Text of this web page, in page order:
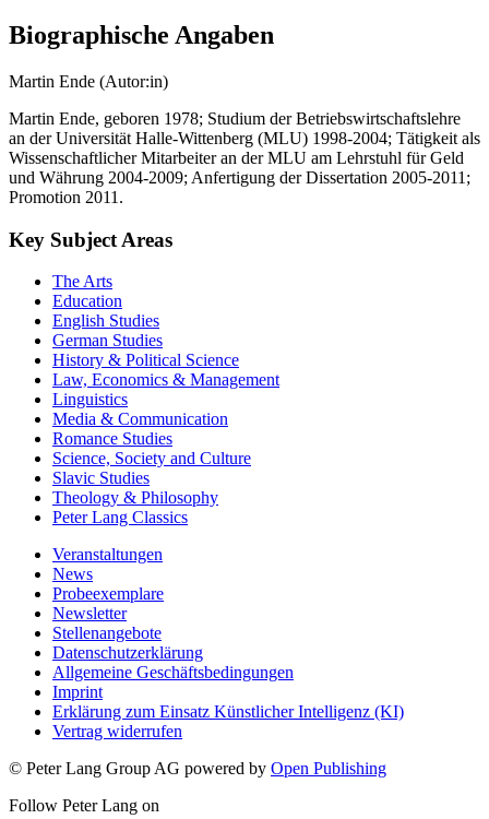
Biographische Angaben
Martin Ende (Autor:in)
Martin Ende, geboren 1978; Studium der Betriebswirtschaftslehre
an der Universität Halle-Wittenberg (MLU) 1998-2004; Tätigkeit als
Wissenschaftlicher Mitarbeiter an der MLU am Lehrstuhl für Geld
und Währung 2004-2009; Anfertigung der Dissertation 2005-2011;
Promotion 2011.
Key Subject Areas
The Arts
Education
English Studies
German Studies
History & Political Science
Law, Economics & Management
Linguistics
Media & Communication
Romance Studies
Science, Society and Culture
Slavic Studies
Theology & Philosophy
Peter Lang Classics
Veranstaltungen
News
Probeexemplare
Newsletter
Stellenangebote
Datenschutzerklärung
Allgemeine Geschäftsbedingungen
Imprint
Erklärung zum Einsatz Künstlicher Intelligenz (KI)
Vertrag widerrufen
© Peter Lang Group AG powered by Open Publishing
Follow Peter Lang on